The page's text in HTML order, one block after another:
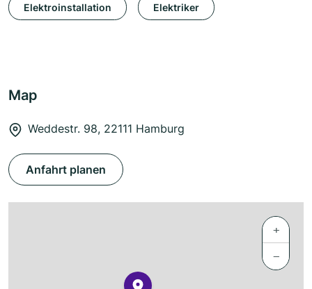
Elektroinstallation Elektriker
Map
Weddestr. 98, 22111 Hamburg
Anfahrt planen
+
−